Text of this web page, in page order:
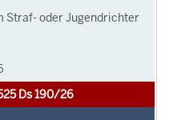
Straf- oder Jugendrichter
Ds 190/26